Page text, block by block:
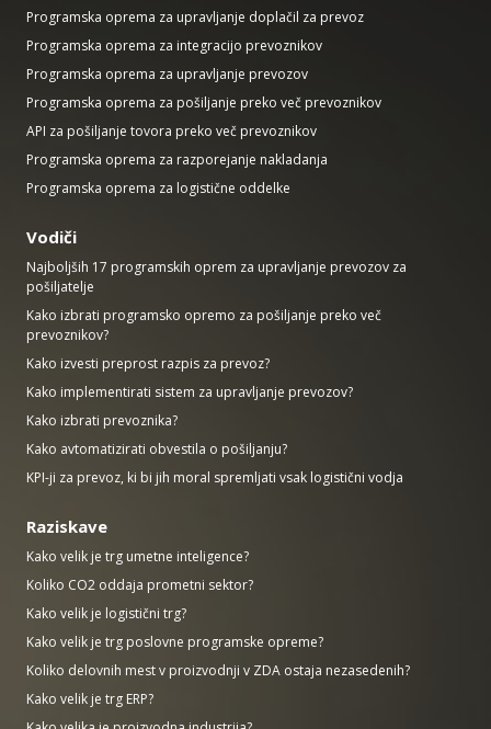
Programska oprema za upravljanje doplačil za prevoz
Programska oprema za integracijo prevoznikov
Programska oprema za upravljanje prevozov
Programska oprema za pošiljanje preko več prevoznikov
API za pošiljanje tovora preko več prevoznikov
Programska oprema za razporejanje nakladanja
Programska oprema za logistične oddelke
Vodiči
Najboljših 17 programskih oprem za upravljanje prevozov za
pošiljatelje
Kako izbrati programsko opremo za pošiljanje preko več
prevoznikov?
Kako izvesti preprost razpis za prevoz?
Kako implementirati sistem za upravljanje prevozov?
Kako izbrati prevoznika?
Kako avtomatizirati obvestila o pošiljanju?
KPI-ji za prevoz, ki bi jih moral spremljati vsak logistični vodja
Raziskave
Kako velik je trg umetne inteligence?
Koliko CO2 oddaja prometni sektor?
Kako velik je logistični trg?
Kako velik je trg poslovne programske opreme?
Koliko delovnih mest v proizvodnji v ZDA ostaja nezasedenih?
Kako velik je trg ERP?